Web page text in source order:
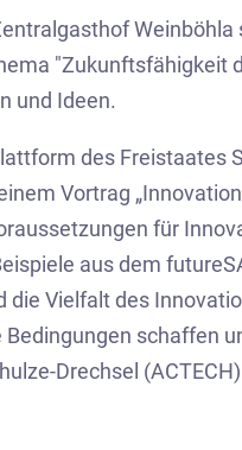
Weinböhla
"Zukunftsfähigkeit
und Ideen.
des Freistaates
Vortrag
für
aus dem
Vielfalt des
schaffen
Drechsel